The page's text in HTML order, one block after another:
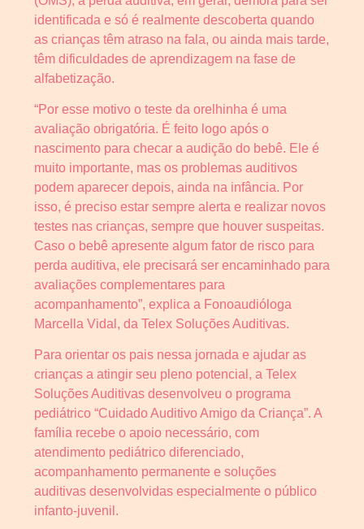
identificada e só é realmente descoberta quando
as crianças têm atraso na fala, ou ainda mais tarde,
têm dificuldades de aprendizagem na fase de
alfabetização.
“Por esse motivo o teste da orelhinha é uma
avaliação obrigatória. É feito logo após o
nascimento para checar a audição do bebê. Ele é
muito importante, mas os problemas auditivos
podem aparecer depois, ainda na infância. Por
isso, é preciso estar sempre alerta e realizar novos
testes nas crianças, sempre que houver suspeitas.
Caso o bebê apresente algum fator de risco para
perda auditiva, ele precisará ser encaminhado para
avaliações complementares para
acompanhamento”, explica a Fonoaudióloga
Marcella Vidal, da Telex Soluções Auditivas.
Para orientar os pais nessa jornada e ajudar as
crianças a atingir seu pleno potencial, a Telex
Soluções Auditivas desenvolveu o programa
pediátrico “Cuidado Auditivo Amigo da Criança”. A
família recebe o apoio necessário, com
atendimento pediátrico diferenciado,
acompanhamento permanente e soluções
auditivas desenvolvidas especialmente o público
infanto-juvenil.